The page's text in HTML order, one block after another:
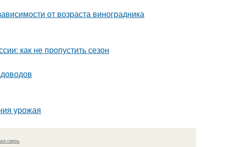
от возраста виноградника
как не пропустить сезон
урожая
связь